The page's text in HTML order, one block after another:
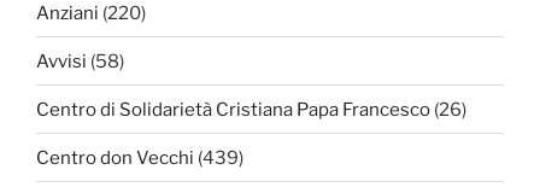
Anziani (220)
Avvisi (58)
Centro di Solidarietà Cristiana Papa Francesco (26)
Centro don Vecchi (439)